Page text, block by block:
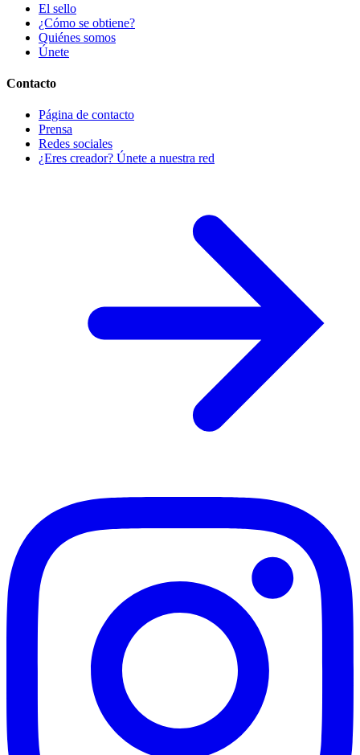
El sello
¿Cómo se obtiene?
Quiénes somos
Únete
Contacto
Página de contacto
Prensa
Redes sociales
¿Eres creador? Únete a nuestra red